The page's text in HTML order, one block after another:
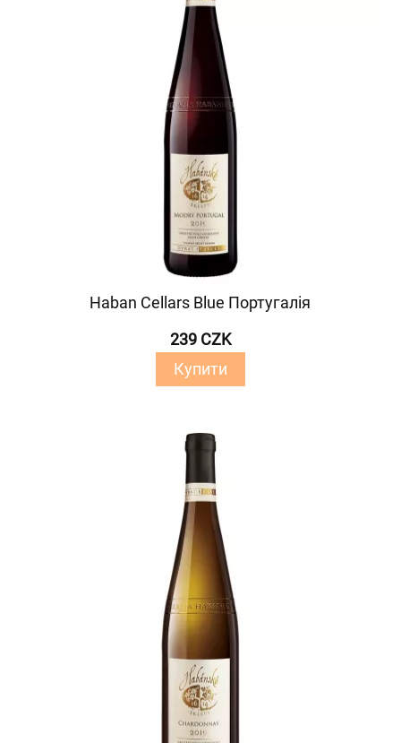
Haban Cellars Blue Португалія
239 CZK
Купити